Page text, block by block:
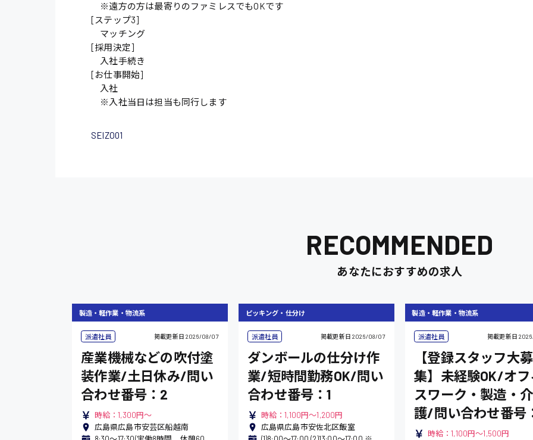
※遠方の方は最寄りのファミレスでもOKです
[ステップ3]
マッチング
[採用決定]
入社手続き
[お仕事開始]
入社
※入社当日は担当も同行します
SEIZO01
RECOMMENDED
あなたにおすすめの求人
製造・軽作業・物流系
派遣社員 掲載更新日 2026/08/07
産業機械などの吹付塗
装作業/土日休み/問い
合わせ番号：2
時給：1,300円～
広島県広島市安芸区船越南
ピッキング・仕分け
派遣社員 掲載更新日 2026/08/07
ダンボールの仕分け作
業/短時間勤務OK/問い
合わせ番号：1
時給：1,100円～1,200円
広島県広島市安佐北区飯室
製造・軽作業・物流系
派遣社員 掲載更新日
【登録スタッフ大募
集】未経験OK/オフ
スワーク・製造・介
護/問い合わせ番号
時給：1,100円～1,500円